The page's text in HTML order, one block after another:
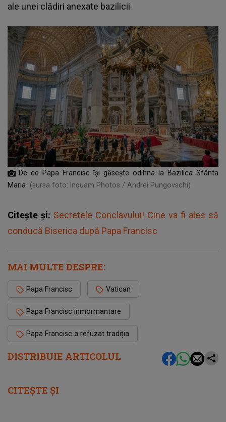
DISTRIBUIE ARTICOLUL
ale unei clădiri anexate bazilicii.
De ce Papa Francisc își găsește odihna la Bazilica Sfânta
Maria (sursa foto: Inquam Photos / Andrei Pungovschi)
Citește și: Secretele Conclavului! Cine va fi ales să
conducă Biserica după Papa Francisc
MAI MULTE DESPRE:
Papa Francisc Vatican
Papa Francisc inmormantare
Papa Francisc a refuzat tradiția
CITEȘTE ȘI